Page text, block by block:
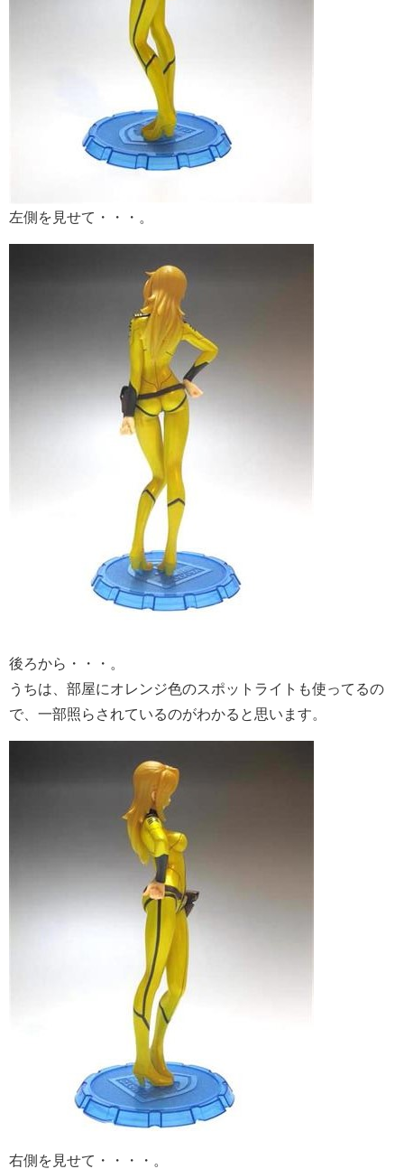
左側を見せて・・・。
後ろから・・・。
うちは、部屋にオレンジ色のスポットライトも使ってるの
で、一部照らされているのがわかると思います。
右側を見せて・・・・。